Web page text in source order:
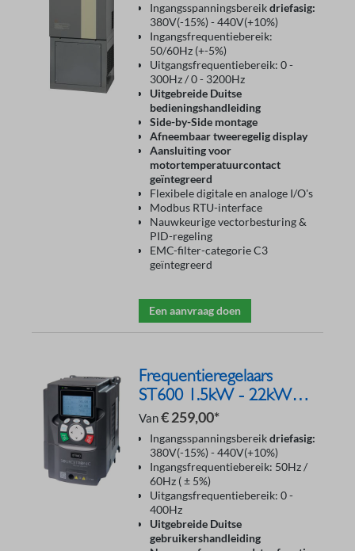
Ingangsspanningsbereikdriefasig:
380V(-15%) - 440V(+10%)
Ingangsfrequentiebereik:
50/60Hz (+-5%)
Uitgangsfrequentiebereik: 0 -
300Hz / 0 - 3200Hz
Uitgebreide Duitse
bedieningshandleiding
Side-by-Side montage
Afneembaar tweeregelig display
Aansluiting voor
motortemperatuurcontact
geïntegreerd
Flexibele digitale en analoge I/O's
Modbus RTU-interface
Nauwkeurige vectorbesturing &
PID-regeling
EMC-filter-categorie C3
geïntegreerd
Een aanvraag doen
Frequentieregelaars
ST600 1.5kW - 22kW
400V
Van€ 259,00*
Ingangsspanningsbereikdriefasig:
380V(-15%) - 440V(+10%)
Ingangsfrequentiebereik: 50Hz /
60Hz ( ± 5%)
Uitgangsfrequentiebereik: 0 -
400Hz
Uitgebreide Duitse
gebruikershandleiding